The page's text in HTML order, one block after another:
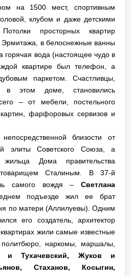
на 1500 мест, спортивным
клубом и даже детскими
просторных квартир
Эрмитажа, в белоснежные ванны
горячая вода (настоящее чудо в
квартире был телефон, а
паркетом. Счастливцы,
в этом доме, становились
– от мебели, постельного
фарфоровых сервизов и
близости от
элиты Советского Союза, а
жильца Дома правительства
Сталиным. В 37-й
самого вождя – Светлана
подъезде жил ее брат
по матери (Аллилуевы). Одним
его создатель, архитектор
жили самые известные
наркомы, маршалы,
и Тухачевский, Жуков и
Стаханов, Косыгин,